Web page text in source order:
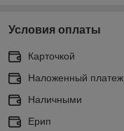
Условия оплаты
Карточкой
Наложенный платеж
Наличными
Ерип